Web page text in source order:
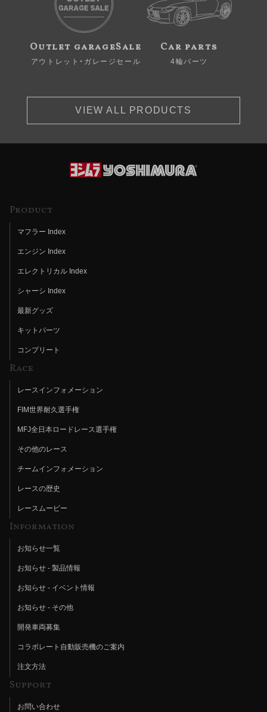
Outlet garageSale
アウトレット・ガレージセール
Car parts
4輪パーツ
VIEW ALL PRODUCTS
Product
マフラー Index
エンジン Index
エレクトリカル Index
シャーシ Index
最新グッズ
キットパーツ
コンプリート
Race
レースインフォメーション
FIM世界耐久選手権
MFJ全日本ロードレース選手権
その他のレース
チームインフォメーション
レースの歴史
レースムービー
Information
お知らせ一覧
お知らせ - 製品情報
お知らせ - イベント情報
お知らせ - その他
開発車両募集
コラボレート自動販売機のご案内
注文方法
Support
お問い合わせ